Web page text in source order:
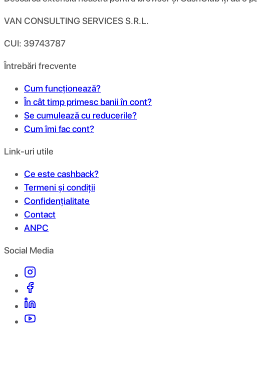
VAN CONSULTING SERVICES S.R.L.
CUI: 39743787
Întrebări frecvente
Cum funcționează?
În cât timp primesc banii în cont?
Se cumulează cu reducerile?
Cum îmi fac cont?
Link-uri utile
Ce este cashback?
Termeni și condiții
Confidențialitate
Contact
ANPC
Social Media